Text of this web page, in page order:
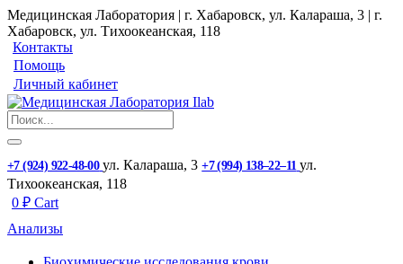
Медицинская Лаборатория | г. Хабаровск, ул. Калараша, 3 | г.
Хабаровск, ул. ​Тихоокеанская, 118
Контакты
Помощь
Личный кабинет
+7 (924) 922-48-00 ул. ​Калараша, 3 +7 (994) 138‒22‒11 ул. ​
Тихоокеанская, 118
0 ₽ Cart
Анализы